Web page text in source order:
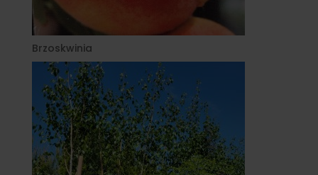
Brzoskwinia